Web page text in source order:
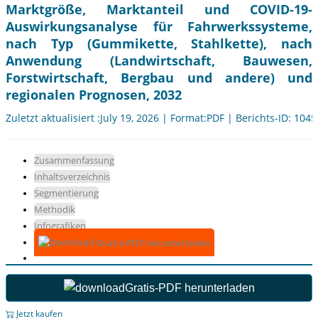
Marktgröße, Marktanteil und COVID-19-
Auswirkungsanalyse für Fahrwerkssysteme,
nach Typ (Gummikette, Stahlkette), nach
Anwendung (Landwirtschaft, Bauwesen,
Forstwirtschaft, Bergbau und andere) und
regionalen Prognosen, 2032
Zuletzt aktualisiert :July 19, 2026 | Format:PDF | Berichts-ID:
Zusammenfassung
Inhaltsverzeichnis
Segmentierung
Methodik
Infografiken
Gratis-PDF herunterladen
Gratis-PDF herunterladen
Jetzt kaufen